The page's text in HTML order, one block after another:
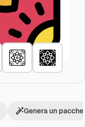
Genera un